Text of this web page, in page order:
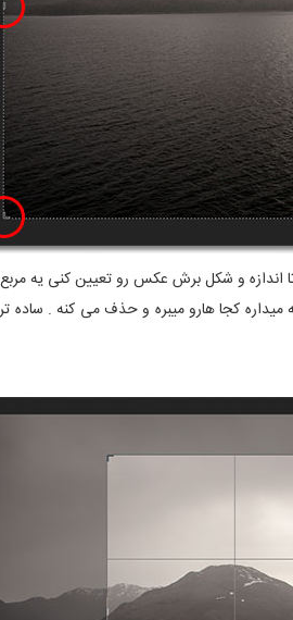
و شکل برش عکس رو تعیین کنی یه
کجا هارو میبره و حذف می کنه . ساده